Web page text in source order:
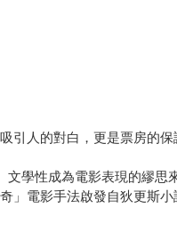
引人的對白，更是票房的
學性成為電影表現的繆思
」電影手法啟發自狄更斯